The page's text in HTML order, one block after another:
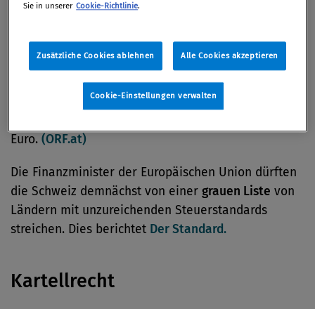
Steuerrecht
Ikea droht nach Agenturberichten in Zusammenhang
fragwürdigen Steuerpraktikenin den
Euro. (ORF.at)
Die Finanzminister der Europäischen Union dürften
die Schweiz demnächst von einer grauen Liste von
Ländern mit unzureichenden Steuerstandards
streichen. Dies berichtet Der Standard.
Kartellrecht
Sie in unserer Cookie-Richtlinie.
Zusätzliche Cookies ablehnen Alle Cookies akzeptieren
Cookie-Einstellungen verwalten